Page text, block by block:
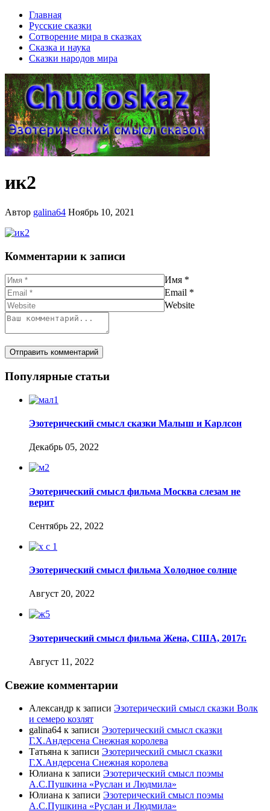
Главная
Русские сказки
Сотворение мира в сказках
Сказка и наука
Сказки народов мира
ик2
Автор galina64 Ноябрь 10, 2021
Комментарии к записи
Имя *
Email *
Website
Популярные статьи
Эзотерический смысл сказки Малыш и Карлсон
Декабрь 05, 2022
Эзотерический смысл фильма Москва слезам не
верит
Сентябрь 22, 2022
Эзотерический смысл фильма Холодное солнце
Август 20, 2022
Эзотерический смысл фильма Жена, США, 2017г.
Август 11, 2022
Свежие комментарии
Александр к записи Эзотерический смысл сказки Волк
и семеро козлят
galina64 к записи Эзотерический смысл сказки
Г.Х.Андерсена Снежная королева
Татьяна к записи Эзотерический смысл сказки
Г.Х.Андерсена Снежная королева
Юлиана к записи Эзотерический смысл поэмы
А.С.Пушкина «Руслан и Людмила»
Юлиана к записи Эзотерический смысл поэмы
А.С.Пушкина «Руслан и Людмила»